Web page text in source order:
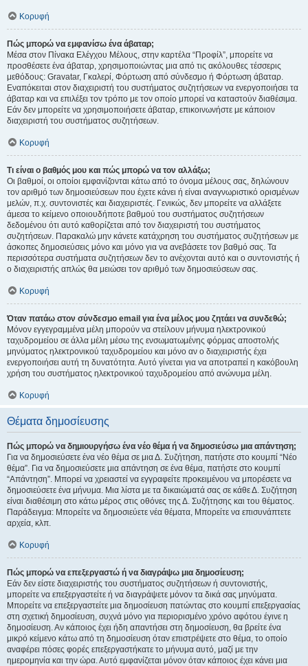
Κορυφή
Πώς μπορώ να εμφανίσω ένα άβαταρ;
Μέσα στον Πίνακα Ελέγχου Μέλους, στην καρτέλα “Προφίλ”, μπορείτε να
προσθέσετε ένα άβαταρ, χρησιμοποιώντας μια από τις ακόλουθες τέσσερις
μεθόδους: Gravatar, Γκαλερί, Φόρτωση από σύνδεσμο ή Φόρτωση άβαταρ.
Εναπόκειται στον διαχειριστή του συστήματος συζητήσεων να ενεργοποιήσει τα
άβαταρ και να επιλέξει τον τρόπο με τον οποίο μπορεί να καταστούν διαθέσιμα.
Εάν δεν μπορείτε να χρησιμοποιήσετε άβαταρ, επικοινωνήστε με κάποιον
διαχειριστή του συστήματος συζητήσεων.
Κορυφή
Τι είναι ο βαθμός μου και πώς μπορώ να τον αλλάξω;
Οι βαθμοί, οι οποίοι εμφανίζονται κάτω από το όνομα μέλους σας, δηλώνουν
τον αριθμό των δημοσιεύσεων που έχετε κάνει ή είναι αναγνωριστικό ορισμένων
μελών, π.χ. συντονιστές και διαχειριστές. Γενικώς, δεν μπορείτε να αλλάξετε
άμεσα το κείμενο οποιουδήποτε βαθμού του συστήματος συζητήσεων
δεδομένου ότι αυτό καθορίζεται από τον διαχειριστή του συστήματος
συζητήσεων. Παρακαλώ μην κάνετε κατάχρηση του συστήματος συζητήσεων με
άσκοπες δημοσιεύσεις μόνο και μόνο για να ανεβάσετε τον βαθμό σας. Τα
περισσότερα συστήματα συζητήσεων δεν το ανέχονται αυτό και ο συντονιστής ή
ο διαχειριστής απλώς θα μειώσει τον αριθμό των δημοσιεύσεων σας.
Κορυφή
Όταν πατάω στον σύνδεσμο email για ένα μέλος μου ζητάει να συνδεθώ;
Μόνον εγγεγραμμένα μέλη μπορούν να στείλουν μήνυμα ηλεκτρονικού
ταχυδρομείου σε άλλα μέλη μέσω της ενσωματωμένης φόρμας αποστολής
μηνύματος ηλεκτρονικού ταχυδρομείου και μόνο αν ο διαχειριστής έχει
ενεργοποιήσει αυτή τη δυνατότητα. Αυτό γίνεται για να αποτραπεί η κακόβουλη
χρήση του συστήματος ηλεκτρονικού ταχυδρομείου από ανώνυμα μέλη.
Κορυφή
Θέματα δημοσίευσης
Πώς μπορώ να δημιουργήσω ένα νέο θέμα ή να δημοσιεύσω μια απάντηση;
Για να δημοσιεύσετε ένα νέο θέμα σε μια Δ. Συζήτηση, πατήστε στο κουμπί “Νέο
θέμα”. Για να δημοσιεύσετε μια απάντηση σε ένα θέμα, πατήστε στο κουμπί
“Απάντηση”. Μπορεί να χρειαστεί να εγγραφείτε προκειμένου να μπορέσετε να
δημοσιεύσετε ένα μήνυμα. Μια λίστα με τα δικαιώματά σας σε κάθε Δ. Συζήτηση
είναι διαθέσιμη στο κάτω μέρος στις οθόνες της Δ. Συζήτησης και του θέματος.
Παράδειγμα: Μπορείτε να δημοσιεύετε νέα θέματα, Μπορείτε να επισυνάπτετε
αρχεία, κλπ.
Κορυφή
Πώς μπορώ να επεξεργαστώ ή να διαγράψω μια δημοσίευση;
Εάν δεν είστε διαχειριστής του συστήματος συζητήσεων ή συντονιστής,
μπορείτε να επεξεργαστείτε ή να διαγράψετε μόνον τα δικά σας μηνύματα.
Μπορείτε να επεξεργαστείτε μια δημοσίευση πατώντας στο κουμπί επεξεργασίας
στη σχετική δημοσίευση, συχνά μόνο για περιορισμένο χρόνο αφότου έγινε η
δημοσίευση. Αν κάποιος έχει ήδη απαντήσει στη δημοσίευση, θα βρείτε ένα
μικρό κείμενο κάτω από τη δημοσίευση όταν επιστρέψετε στο θέμα, το οποίο
αναφέρει πόσες φορές επεξεργαστήκατε το μήνυμα αυτό, μαζί με την
ημερομηνία και την ώρα. Αυτό εμφανίζεται μόνον όταν κάποιος έχει κάνει μια